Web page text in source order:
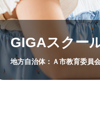
GIGAスクー
地方自治体：Ａ市教育委員